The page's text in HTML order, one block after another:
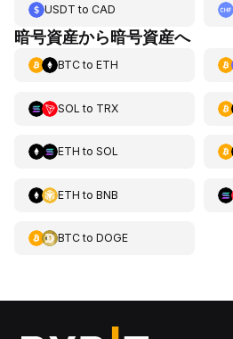
USDT to CAD
暗号資産から暗号資産へ
BTCto ETH
SOL to TRX
ETH to SOL
ETH to BNB
BTCto DOGE